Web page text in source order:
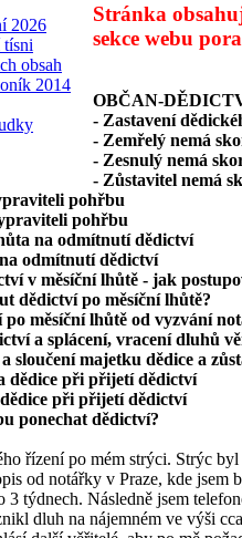
2026
tísni
obsah
2014
Stránka
sekce webu
OBČAN-
- Zastavení
- Zemřelý nemá
- Zesnulý nemá
- Zůstavitel nemá
pohřbu
pohřbu
na odmítnutí dědictví
odmítnutí dědictví
v měsíční lhůtě - jak
dědictví po měsíční lhůtě?
měsíční lhůtě od vyzvání
a splácení, vracení dluhů
sloučení majetku dědice a
dědice při přijetí dědictví
při přijetí dědictví
ponechat dědictví?
řízení po mém strýci. Strýc
od notářky v Praze, kde
3 týdnech. Následně jsem
dluh na nájemném ve výši